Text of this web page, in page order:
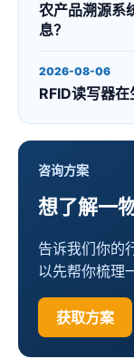
农产品溯源系
息？
2026-08-06
RFID读写器
咨询方案
想了解一
告诉我们你的
以先帮你梳理
获取方案